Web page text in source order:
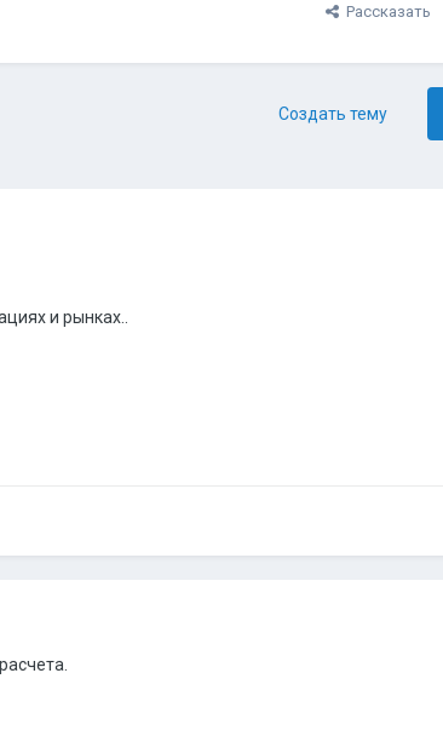
Рассказать
Создать тему
и рынках..